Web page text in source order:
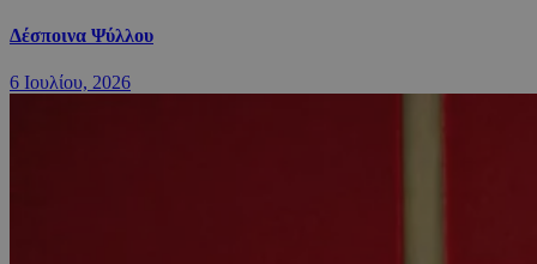
Δέσποινα Ψύλλου
6 Ιουλίου, 2026